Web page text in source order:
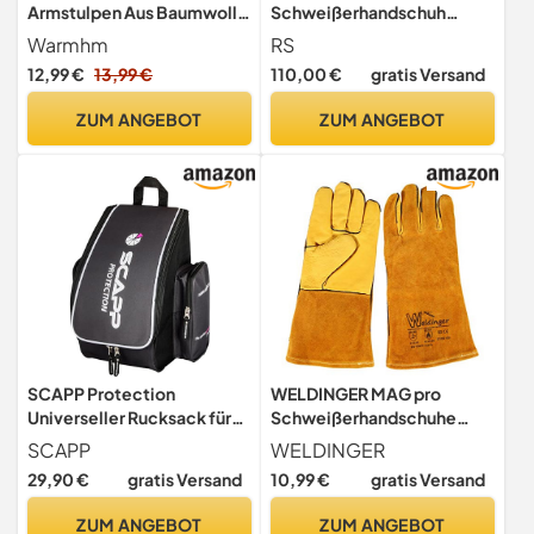
Armstulpen Aus Baumwolle
- Ideal Für Den Sommer
Damen
Langarmhandschuhe Mit UV
Aktivitäten Und Radfahren
Warmhm
12,99 € 13,99 €
ZUM ANGEBOT
Schweißerhandschuh
MontageHandschuhe aus
Rindsleder/Größe 10, 12
Paar/Weiß/Arbeitshandsch
Leder/Lederhandschuhe
RS
110,00 € gratis Versand
ZUM ANGEBOT
SCAPP Protection
Universeller Rucksack für
Schweißhelme
SCAPP
29,90 € gratis Versand
ZUM ANGEBOT
WELDINGER MAG pro
Schweißerhandschuhe
gold Gr.S/8
Rindnarbenleder/Rindspaltl
eder
WELDINGER
10,99 € gratis Versand
ZUM ANGEBOT